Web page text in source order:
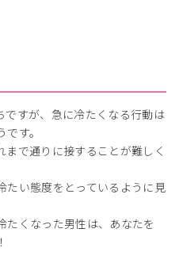
ですが、急に冷たくなる行動は
す。
で通りに接することが難しく
たい態度をとっているように見
たくなった男性は、あなたを